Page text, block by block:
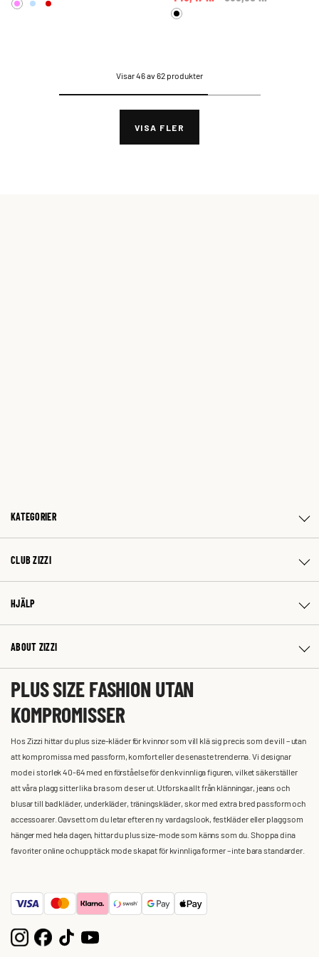
Visar 46 av 62 produkter
VISA FLER
KATEGORIER
CLUB ZIZZI
HJÄLP
ABOUT ZIZZI
PLUS SIZE FASHION UTAN
KOMPROMISSER
Hos Zizzi hittar du plus size-kläder för kvinnor som vill klä sig precis som de vill – utan
att kompromissa med passform, komfort eller de senaste trenderna. Vi designar
mode i storlek 40-64 med en förståelse för den kvinnliga figuren, vilket säkerställer
att våra plagg sitter lika bra som de ser ut. Utforska allt från klänningar, jeans och
blusar till badkläder, underkläder, träningskläder, skor med extra bred passform och
accessoarer. Oavsett om du letar efter en ny vardagslook, festkläder eller plagg som
hänger med hela dagen, hittar du plus size-mode som känns som du. Shoppa dina
favoriter online och upptäck mode skapat för kvinnliga former – inte bara standarder.